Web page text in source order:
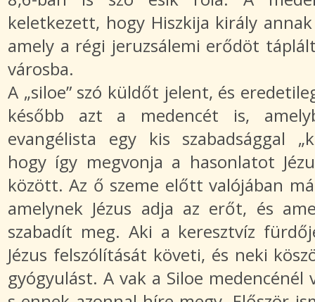
keletkezett, hogy Hiszkija király
amely a régi jeruzsálemi erődöt
városba.
A „siloe” szó küldőt jelent, és
később azt a medencét is,
evangélista egy kis szabadsággal
hogy így megvonja a hasonlatot
között. Az ő szeme előtt valójában
amelynek Jézus adja az erőt, és
szabadít meg. Aki a keresztvíz
Jézus felszólítását követi, és neki
gyógyulást. A vak a Siloe medencénél